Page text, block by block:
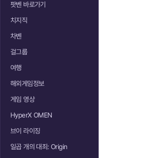
팟벤 바로가기
치지직
차벤
걸그룹
여행
해외게임정보
게임 영상
HyperX OMEN
브이 라이징
일곱 개의 대죄: Origin